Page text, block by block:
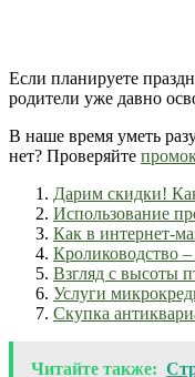
Если планируете
родители уже давно
В наше время уметь
нет? Проверяйте
Дарим скидки!
Использование
Как в интернет-
Кролиководство
Взгляд с высоты
Услуги
Скупка
Читайте также: